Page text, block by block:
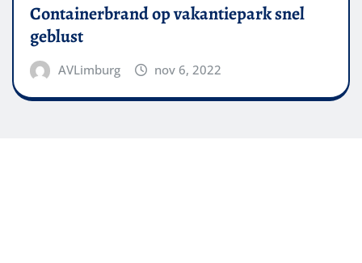
Containerbrand op vakantiepark snel
geblust
AVLimburg nov 6, 2022